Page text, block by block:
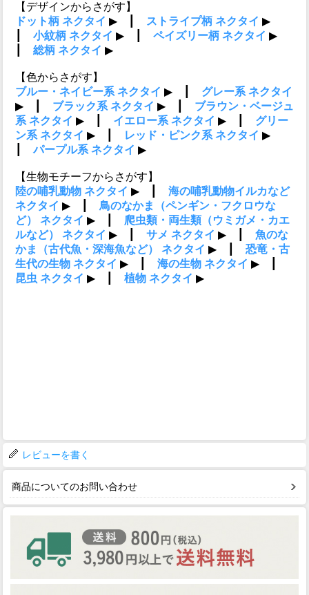
レビューを書く
商品についてのお問い合わせ